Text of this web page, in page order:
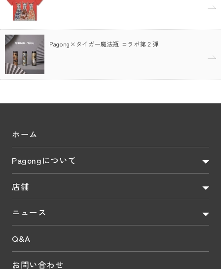
Pagong×タイガー魔法瓶 コラボ第２弾
ホーム
Pagongについて
店舗
ニュース
Q&A
お問い合わせ